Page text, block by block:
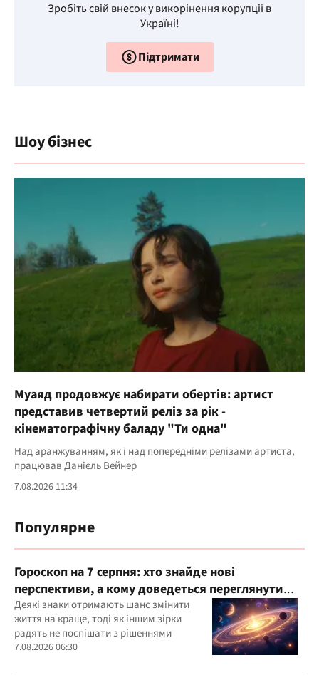
Зробіть свій внесок у викорінення корупції в
Україні!
Підтримати
Шоу бізнес
Муаяд продовжує набирати обертів: артист
представив четвертий реліз за рік -
кінематографічну баладу "Ти одна"
Над аранжуванням, як і над попередніми релізами артиста,
працював Данієль Вейнер
7.08.2026 11:34
Популярне
Гороскоп на 7 серпня: хто знайде нові
перспективи, а кому доведеться переглянути
свої пріоритети
Деякі знаки отримають шанс змінити
життя на краще, тоді як іншим зірки
радять не поспішати з рішеннями
7.08.2026 06:30